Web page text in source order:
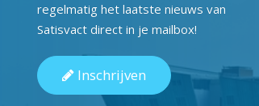
regelmatig het laatste nieuws van
Satisvact direct in je mailbox!
Inschrijven